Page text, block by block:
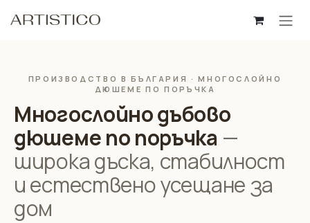
ПРОИЗВОДСТВО В БЪЛГАРИЯ · МНОГОСЛОЙНО
ДЮШЕМЕ ПО ПОРЪЧКА
Многослойно дъбово
дюшеме по поръчка —
широка дъска, стабилност
и естествено усещане за
дом